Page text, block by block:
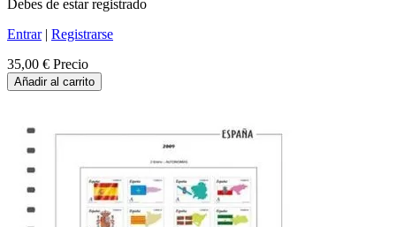
Debes de estar registrado
Entrar| Registrarse
35,00 € Precio
Añadir al carrito